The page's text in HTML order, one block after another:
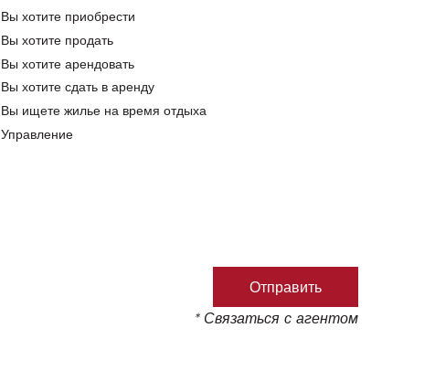
Вы хотите приобрести
Вы хотите продать
Вы хотите арендовать
Вы хотите сдать в аренду
Вы ищете жилье на время отдыха
Управление
* Связаться с агентом